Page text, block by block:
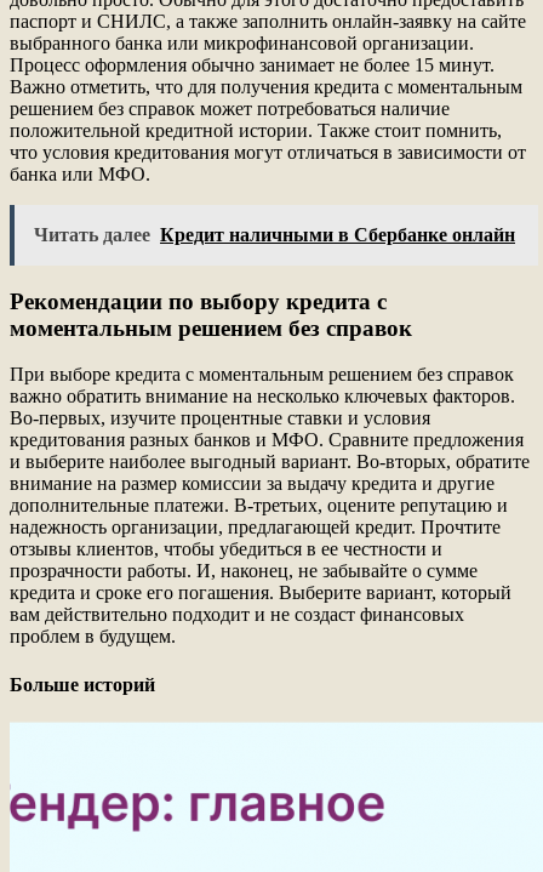
паспорт и СНИЛС, а также заполнить онлайн-заявку на сайте
выбранного банка или микрофинансовой организации.
Процесс оформления обычно занимает не более 15 минут.
Важно отметить, что для получения кредита с моментальным
решением без справок может потребоваться наличие
положительной кредитной истории. Также стоит помнить,
что условия кредитования могут отличаться в зависимости от
банка или МФО.
Читать далее Кредит наличными в Сбербанке онлайн
Рекомендации по выбору кредита с
моментальным решением без справок
При выборе кредита с моментальным решением без справок
важно обратить внимание на несколько ключевых факторов.
Во-первых, изучите процентные ставки и условия
кредитования разных банков и МФО. Сравните предложения
и выберите наиболее выгодный вариант. Во-вторых, обратите
внимание на размер комиссии за выдачу кредита и другие
дополнительные платежи. В-третьих, оцените репутацию и
надежность организации, предлагающей кредит. Прочтите
отзывы клиентов, чтобы убедиться в ее честности и
прозрачности работы. И, наконец, не забывайте о сумме
кредита и сроке его погашения. Выберите вариант, который
вам действительно подходит и не создаст финансовых
проблем в будущем.
Больше историй